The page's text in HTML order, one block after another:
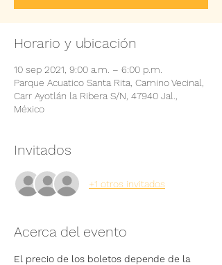
Horario y ubicación
10 sep 2021, 9:00 a.m. – 6:00 p.m.
Parque Acuatico Santa Rita, Camino Vecinal,
Carr Ayotlán la Ribera S/N, 47940 Jal.,
México
Invitados
+1 otros invitados
Acerca del evento
El precio de los boletos depende de la